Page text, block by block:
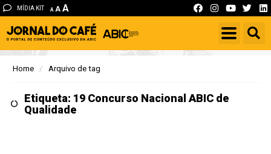
MÍDIA KIT A A A
Home Arquivo de tag
Etiqueta: 19 Concurso Nacional ABIC de
Qualidade